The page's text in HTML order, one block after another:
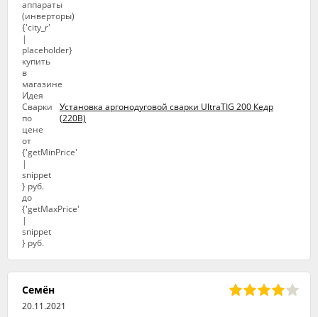
Установка аргонодуговой сварки UltraTIG 200 Кедр
(220В)
Семён
20.11.2021